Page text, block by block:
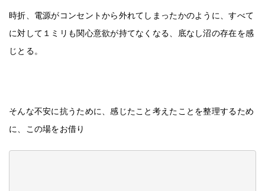
時折、電源がコンセントから外れてしまったかのように、すべて
に対して１ミリも関心意欲が持てなくなる、底なし沼の存在を感
じとる。
そんな不安に抗うために、感じたこと考えたことを整理するため
に、この場をお借り